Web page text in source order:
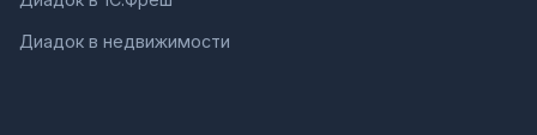
Диадок в недвижимости